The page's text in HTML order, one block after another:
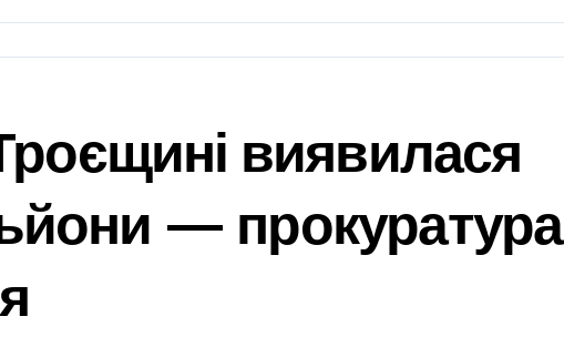
виявилася
— прокуратура